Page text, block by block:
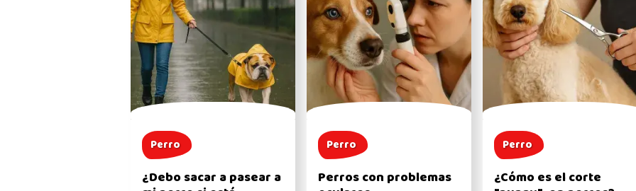
Perro
¿Debo sacar a pasear a
Perro
Perros con problemas
Perro
¿Cómo es el corte